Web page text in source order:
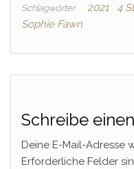
Schlagwörter 2021 4
Sophie Fawn
Schreibe
Deine E-Mail-Adresse
Erforderliche Felder